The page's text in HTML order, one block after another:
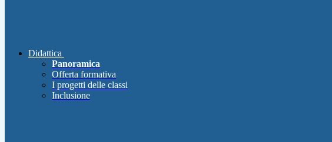
Didattica
Panoramica
Offerta formativa
I progetti delle classi
Inclusione